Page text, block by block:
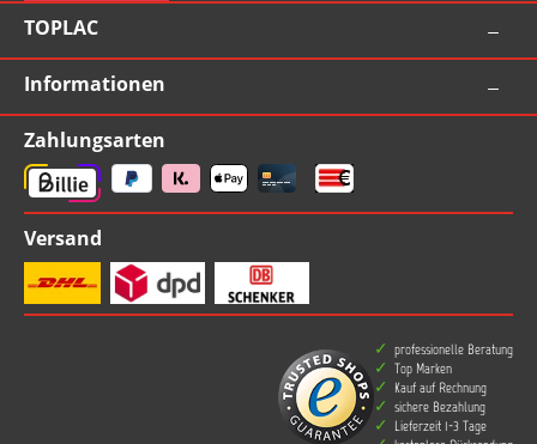
TOPLAC
Informationen
Zahlungsarten
Versand
professionelle Beratung
Top Marken
Kauf auf Rechnung
sichere Bezahlung
Lieferzeit 1-3 Tage